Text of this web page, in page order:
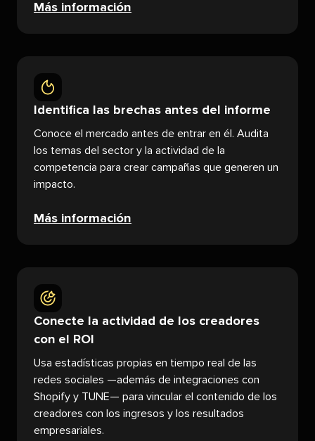
Más información​​
Identifica las brechas antes del informe​​
Conoce el mercado antes de entrar en él. Audita
los temas del sector y la actividad de la
competencia para crear campañas que generen un
impacto.​​
Más información​​
Conecte la actividad de los creadores
con el ROI​​
Usa estadísticas propias en tiempo real de las
redes sociales —además de integraciones con
Shopify y TUNE— para vincular el contenido de los
creadores con los ingresos y los resultados
empresariales.​​